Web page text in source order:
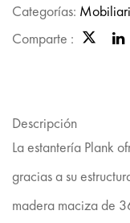
Categorías:
Comparte :
Descripción
La estantería Plank
gracias a su
madera maciza de